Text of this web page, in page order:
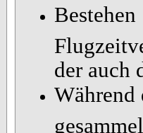
der auch
Während